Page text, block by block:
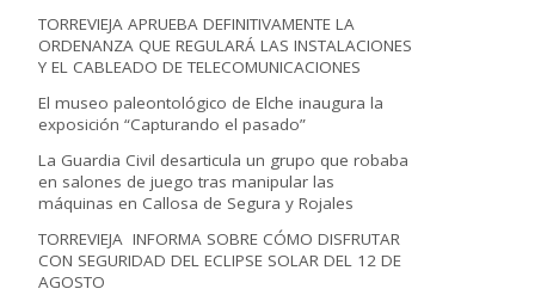
TORREVIEJA APRUEBA DEFINITIVAMENTE LA
ORDENANZA QUE REGULARÁ LAS INSTALACIONES
Y EL CABLEADO DE TELECOMUNICACIONES
El museo paleontológico de Elche inaugura la
exposición “Capturando el pasado”
La Guardia Civil desarticula un grupo que robaba
en salones de juego tras manipular las
máquinas en Callosa de Segura y Rojales
TORREVIEJA INFORMA SOBRE CÓMO DISFRUTAR
CON SEGURIDAD DEL ECLIPSE SOLAR DEL 12 DE
AGOSTO